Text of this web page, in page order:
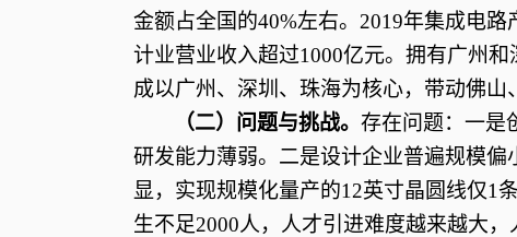
金额占全国的40%左右。2019年集成电
计业营业收入超过1000亿元。拥有广州
成以广州、深圳、珠海为核心，带动佛山
（二）问题与挑战。 存在问题：一是
研发能力薄弱。二是设计企业普遍规模
显，实现规模化量产的12英寸晶圆线仅1
生不足2000人，人才引进难度越来越大